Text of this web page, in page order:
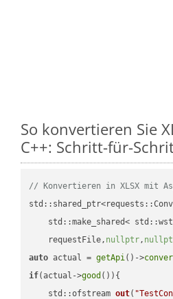
So konvertieren Sie
C++: Schritt-für-
// Konvertieren in XLSX mit
std::make_shared<
    requestFile,
nullptr,
auto actual = getApi()->
if(actual->good ()){
std::ofstream out(